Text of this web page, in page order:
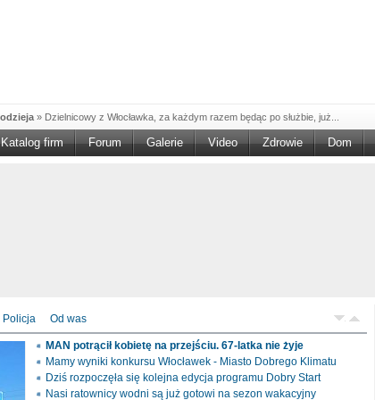
» Dzielnicowy z Włocławka, za każdym razem będąc po służbie, już...
w NGO'»Ruszył nabór w konkursie „Wsparcie Organizacji Wolontariatu w NGO –
» Od czerwca rozpoczął się nowy okres świadczeniowy 800 plus, który
» Policjanci ruchu drogowego przeprowadzili na drogach Włocławka i
Katalog firm Forum Galerie Video Zdrowie Dom
Policja Od was
MAN potrącił kobietę na przejściu. 67-latka nie żyje
Mamy wyniki konkursu Włocławek - Miasto Dobrego Klimatu
Dziś rozpoczęła się kolejna edycja programu Dobry Start
Nasi ratownicy wodni są już gotowi na sezon wakacyjny